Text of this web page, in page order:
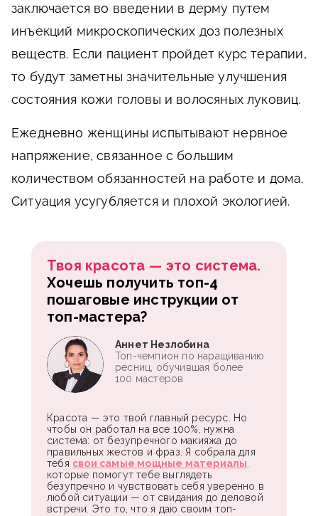
заключается во введении в дерму путем
инъекций микроскопических доз полезных
веществ. Если пациент пройдет курс терапии,
то будут заметны значительные улучшения
состояния кожи головы и волосяных луковиц.
Ежедневно женщины испытывают нервное
напряжение, связанное с большим
количеством обязанностей на работе и дома.
Ситуация усугубляется и плохой экологией.
Твоя красота — это система.
Хочешь получить топ-4
пошаговые инструкции от
топ-мастера?
Красота — это твой главный ресурс. Но
чтобы он работал на все 100%, нужна
система: от безупречного макияжа до
правильных жестов и фраз. Я собрала для
тебя свои самые мощные материалы,
которые помогут тебе выглядеть
безупречно и чувствовать себя уверенно в
любой ситуации — от свидания до деловой
встречи. Это то, что я даю своим топ-
Аннет Незлобина
Топ-чемпион по наращиванию
ресниц, обучившая более
100 мастеров